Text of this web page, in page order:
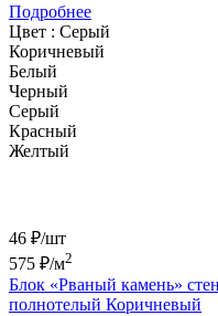
Подробнее
Цвет : Серый
Коричневый
Белый
Черный
Серый
Красный
Желтый
46 ₽/шт
575 ₽/м2
Блок «Рваный камень»
полнотелый Коричневый